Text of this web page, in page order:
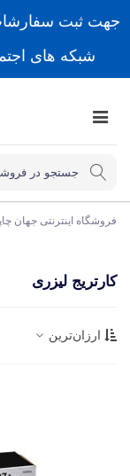
جهت ثبت
شبکه های
فروشگاه اینترنتی جهان
کارتریج لیزری
ارزان‌ترین